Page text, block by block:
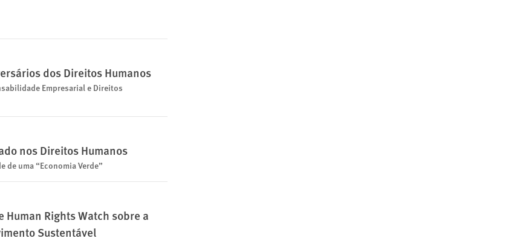
dos Direitos Humanos
Empresarial e Direitos
nos Direitos Humanos
de uma “Economia Verde”
Rights Watch sobre a
Sustentável